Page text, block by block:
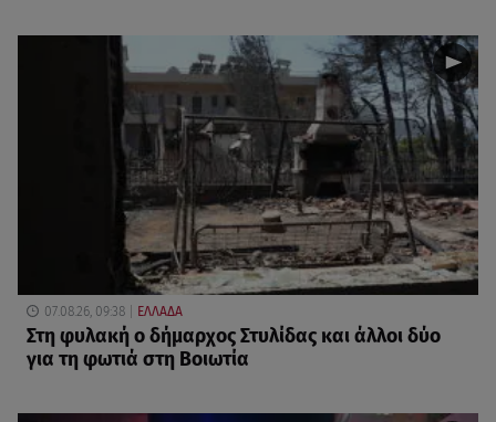
07.08.26, 09:38 ΕΛΛΑΔΑ
Στη φυλακή ο δήμαρχος Στυλίδας και άλλοι δύο
για τη φωτιά στη Βοιωτία